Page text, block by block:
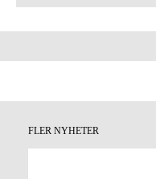
FLER NYHETER